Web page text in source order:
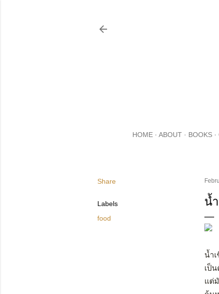
HOME ABOUT BOOKS
Share
Labels
food
น้
น้ำ
เป็
แต่